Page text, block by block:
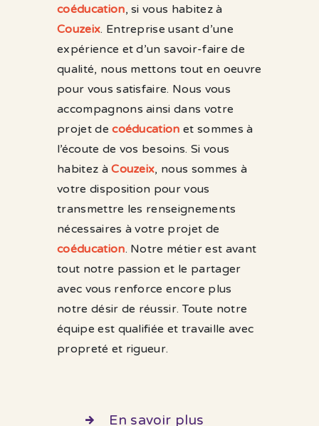
coéducation, si vous habitez à
Couzeix. Entreprise usant d’une
expérience et d’un savoir-faire de
qualité, nous mettons tout en oeuvre
pour vous satisfaire. Nous vous
accompagnons ainsi dans votre
projet decoéducation et sommes à
l’écoute de vos besoins. Si vous
habitez àCouzeix, nous sommes à
votre disposition pour vous
transmettre les renseignements
nécessaires à votre projet de
coéducation. Notre métier est avant
tout notre passion et le partager
avec vous renforce encore plus
notre désir de réussir. Toute notre
équipe est qualifiée et travaille avec
propreté et rigueur.
En savoir plus